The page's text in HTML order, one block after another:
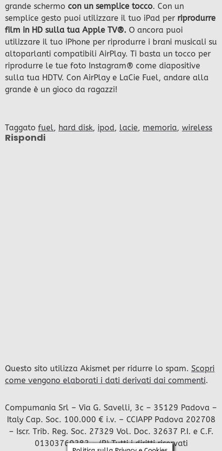
grande schermo con un semplice tocco. Con un
semplice gesto puoi utilizzare il tuo iPad per riprodurre
film in HD sulla tua Apple TV®. O ancora puoi
utilizzare il tuo iPhone per riprodurre i brani musicali su
altoparlanti compatibili AirPlay. Ti basta un tocco per
riprodurre le tue foto Instagram® come diapositive
sulla tua HDTV. Con AirPlay e LaCie Fuel, andare alla
grande è un gioco da ragazzi!
Taggato fuel, hard disk, ipod, lacie, memoria, wireless
Rispondi
Questo sito utilizza Akismet per ridurre lo spam. Scopri
come vengono elaborati i dati derivati dai commenti.
Compumania Srl – Via G. Savelli, 3c – 35129 Padova –
Italy Cap. Soc. 100.000 € i.v. – CCIAPP Padova 202708
– Iscr. Trib. Reg. Soc. 27329 Vol. Doc. 32637 P.I. e C.F.
01303760282 – (R) Tutti i diritti riservati